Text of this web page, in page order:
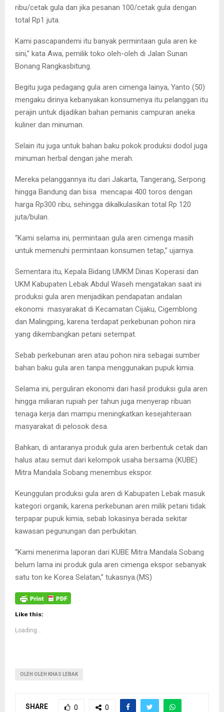
ribu/cetak gula dan jika pesanan 100/cetak gula dengan
total Rp1 juta.
Kami pascapandemi itu banyak permintaan gula aren ke
sini,” kata Awa, pemilik toko oleh-oleh di Jalan Sunan
Bonang Rangkasbitung.
Begitu juga pedagang gula aren cimenga lainya, Yanto (50)
mengaku dirinya kebanyakan konsumenya itu pelanggan itu
perajin untuk dijadikan bahan pemanis campuran aneka
kuliner dan minuman.
Selain itu juga untuk bahan baku pokok produksi dodol juga
minuman herbal dengan jahe merah.
Mereka pelanggannya itu dari Jakarta, Tangerang, Serpong
hingga Bandung dan bisa mencapai 400 toros dengan
harga Rp300 ribu, sehingga dikalkulasikan total Rp 120
juta/bulan.
“Kami selama ini, permintaan gula aren cimenga masih
untuk memenuhi permintaan konsumen tetap,” ujarnya.
Sementara itu, Kepala Bidang UMKM Dinas Koperasi dan
UKM Kabupaten Lebak Abdul Waseh mengatakan saat ini
produksi gula aren menjadikan pendapatan andalan
ekonomi masyarakat di Kecamatan Cijaku, Cigemblong
dan Malingping, karena terdapat perkebunan pohon nira
yang dikembangkan petani setempat.
Sebab perkebunan aren atau pohon nira sebagai sumber
bahan baku gula aren tanpa menggunakan pupuk kimia.
Selama ini, perguliran ekonomi dari hasil produksi gula aren
hingga miliaran rupiah per tahun juga menyerap ribuan
tenaga kerja dan mampu meningkatkan kesejahteraan
masyarakat di pelosok desa.
Bahkan, di antaranya produk gula aren berbentuk cetak dan
halus atau semut dari kelompok usaha bersama (KUBE)
Mitra Mandala Sobang menembus ekspor.
Keunggulan produksi gula aren di Kabupaten Lebak masuk
kategori organik, karena perkebunan aren milik petani tidak
terpapar pupuk kimia, sebab lokasinya berada sekitar
kawasan pegunungan dan perbukitan.
“Kami menerima laporan dari KUBE Mitra Mandala Sobang
belum lama ini produk gula aren cimenga ekspor sebanyak
satu ton ke Korea Selatan,” tukasnya.(MS)
Like this:
Loading...
OLEH OLEH KHAS LEBAK
SHARE 0 0